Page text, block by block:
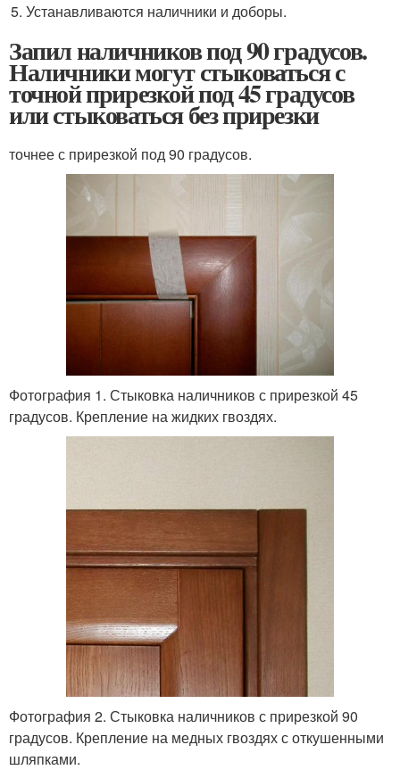
Устанавливаются наличники и доборы.
Запил наличников под 90 градусов.
Наличники могут стыковаться с
точной прирезкой под 45 градусов
или стыковаться без прирезки
точнее с прирезкой под 90 градусов.
Фотография 1. Стыковка наличников с прирезкой 45
градусов. Крепление на жидких гвоздях.
Фотография 2. Стыковка наличников с прирезкой 90
градусов. Крепление на медных гвоздях с откушенными
шляпками.